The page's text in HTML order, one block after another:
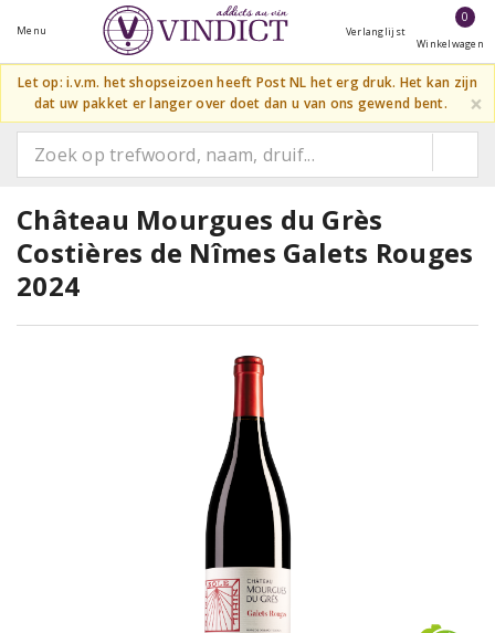
Menu Verlanglijst
0
Winkelwagen
Let op: i.v.m. het shopseizoen heeft Post NL het erg druk. Het kan zijn
dat uw pakket er langer over doet dan u van ons gewend bent.
×
Château Mourgues du Grès
Costières de Nîmes Galets Rouges
2024